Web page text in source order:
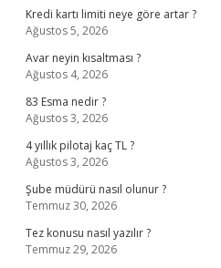
Kredi kartı limiti neye göre artar ?
Ağustos 5, 2026
Avar neyin kısaltması ?
Ağustos 4, 2026
83 Esma nedir ?
Ağustos 3, 2026
4 yıllık pilotaj kaç TL ?
Ağustos 3, 2026
Şube müdürü nasıl olunur ?
Temmuz 30, 2026
Tez konusu nasıl yazılır ?
Temmuz 29, 2026